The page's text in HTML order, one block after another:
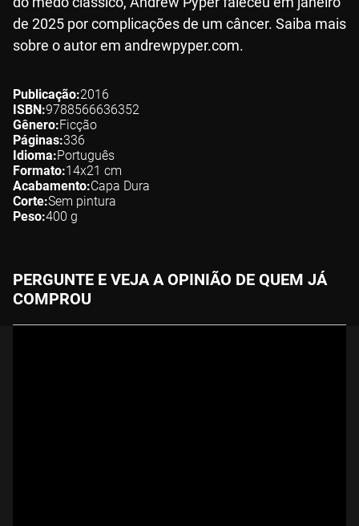
de 2025 por complicações de um câncer. Saiba mais
sobre o autor em andrewpyper.com.
Publicação 2016
ISBN 9788566636352
Gênero Ficção
Páginas 336
Idioma Português
Formato 14x21 cm
Acabamento Capa Dura
Corte Sem pintura
Peso 400 g
PERGUNTE E VEJA A OPINIÃO DE QUEM JÁ
COMPROU